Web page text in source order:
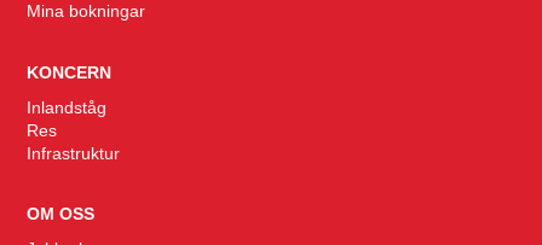
Mina bokningar
KONCERN
Inlandståg
Res
Infrastruktur
OM OSS